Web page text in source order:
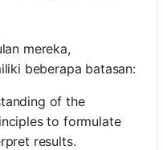
mereka,
beberapa batasan:
of the
to formulate
results.